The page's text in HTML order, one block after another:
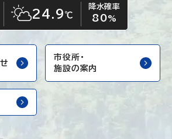
今日の天気
晴れ時々くもり
24.9℃
降水確率
80%
市役所・
施設の案内